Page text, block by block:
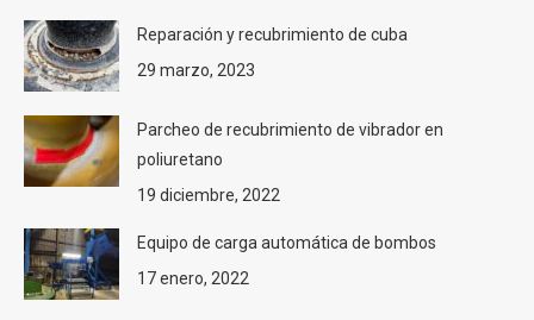
Reparación y recubrimiento de cuba
29 marzo, 2023
Parcheo de recubrimiento de vibrador en
poliuretano
19 diciembre, 2022
Equipo de carga automática de bombos
17 enero, 2022